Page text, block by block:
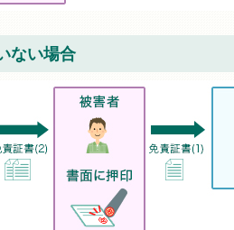
ない場合